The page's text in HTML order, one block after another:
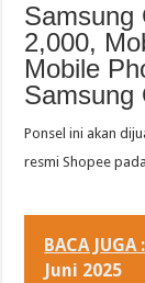
Samsung
2,000,
Mobile
Samsung
Ponsel ini akan
resmi Shopee
BACA JUGA :
Juni 2025